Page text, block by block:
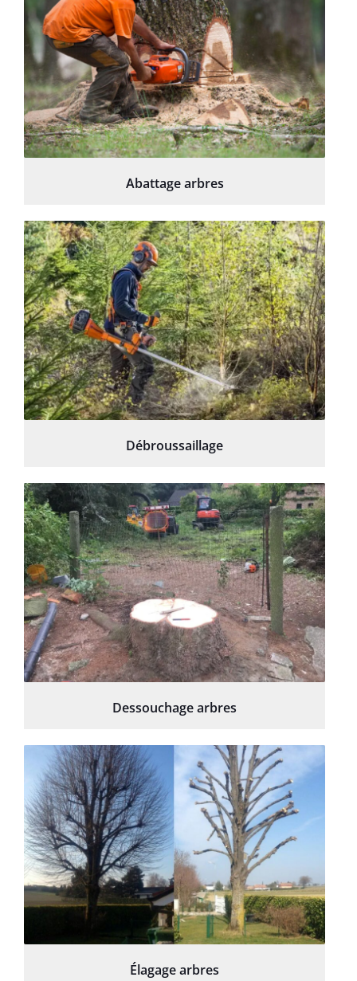
Abattage arbres
Débroussaillage
Dessouchage arbres
Élagage arbres